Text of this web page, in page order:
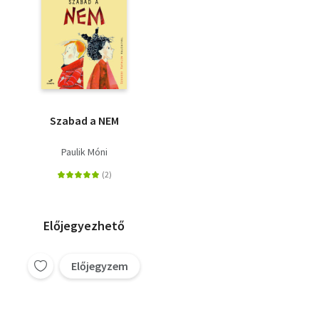
Szabad a NEM
Paulik Móni
Előjegyezhető
Előjegyzem